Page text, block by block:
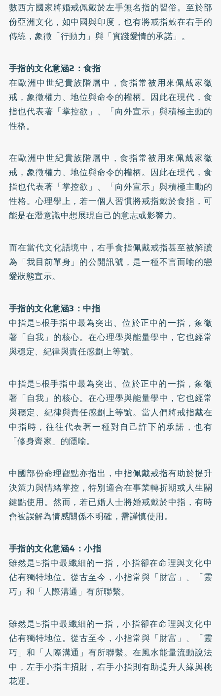
數西方國家將婚戒佩戴於左手無名指的習俗。至於部
份亞洲文化，如中國與印度，也有將戒指戴在右手的
傳統，象徵「行動力」與「實踐愛情的承諾」。
手指的文化意涵2：食指
在歐洲中世紀貴族階層中，食指常被用來佩戴家徽
戒，象徵權力、地位與命令的權柄。因此在現代，食
指也代表著「掌控欲」、「向外宣示」與積極主動的
性格。
在歐洲中世紀貴族階層中，食指常被用來佩戴家徽
戒，象徵權力、地位與命令的權柄。因此在現代，食
指也代表著「掌控欲」、「向外宣示」與積極主動的
性格。心理學上，若一個人習慣將戒指戴於食指，可
能是在潛意識中想展現自己的意志或影響力。
而在當代文化語境中，右手食指佩戴戒指甚至被解讀
為「我目前單身」的公開訊號，是一種不言而喻的戀
愛狀態宣示。
手指的文化意涵3：中指
中指是5根手指中最為突出、位於正中的一指，象徵
著「自我」的核心。在心理學與能量學中，它也經常
與穩定、紀律與責任感劃上等號。
中指是5根手指中最為突出、位於正中的一指，象徵
著「自我」的核心。在心理學與能量學中，它也經常
與穩定、紀律與責任感劃上等號。當人們將戒指戴在
中指時，往往代表著一種對自己許下的承諾，也有
「修身齊家」的隱喻。
中國部份命理觀點亦指出，中指佩戴戒指有助於提升
決策力與情緒掌控，特別適合在事業轉折期或人生關
鍵點使用。然而，若已婚人士將婚戒戴於中指，有時
會被誤解為情感關係不明確，需謹慎使用。
手指的文化意涵4：小指
雖然是5指中最纖細的一指，小指卻在命理與文化中
佔有獨特地位。從古至今，小指常與「財富」、「靈
巧」和「人際溝通」有所聯繫。
雖然是5指中最纖細的一指，小指卻在命理與文化中
佔有獨特地位。從古至今，小指常與「財富」、「靈
巧」和「人際溝通」有所聯繫。在風水能量流動說法
中，左手小指主招財，右手小指則有助提升人緣與桃
花運。